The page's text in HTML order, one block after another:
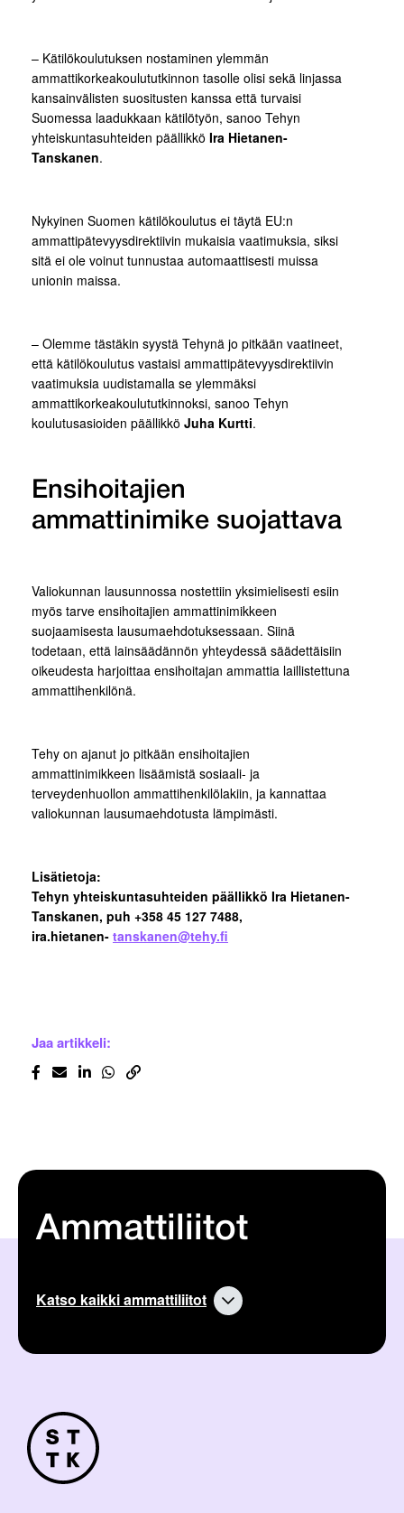
– Kätilökoulutuksen nostaminen ylemmän
ammattikorkeakoulututkinnon tasolle olisi sekä linjassa
kansainvälisten suositusten kanssa että turvaisi
Suomessa laadukkaan kätilötyön, sanoo Tehyn
yhteiskuntasuhteiden päällikkö Ira Hietanen-
Tanskanen.
Nykyinen Suomen kätilökoulutus ei täytä EU:n
ammattipätevyysdirektiivin mukaisia vaatimuksia, siksi
sitä ei ole voinut tunnustaa automaattisesti muissa
unionin maissa.
– Olemme tästäkin syystä Tehynä jo pitkään vaatineet,
että kätilökoulutus vastaisi ammattipätevyysdirektiivin
vaatimuksia uudistamalla se ylemmäksi
ammattikorkeakoulututkinnoksi, sanoo Tehyn
koulutusasioiden päällikkö Juha Kurtti.
Ensihoitajien
ammattinimike suojattava
Valiokunnan lausunnossa nostettiin yksimielisesti esiin
myös tarve ensihoitajien ammattinimikkeen
suojaamisesta lausumaehdotuksessaan. Siinä
todetaan, että lainsäädännön yhteydessä säädettäisiin
oikeudesta harjoittaa ensihoitajan ammattia laillistettuna
ammattihenkilönä.
Tehy on ajanut jo pitkään ensihoitajien
ammattinimikkeen lisäämistä sosiaali- ja
terveydenhuollon ammattihenkilölakiin, ja kannattaa
valiokunnan lausumaehdotusta lämpimästi.
Lisätietoja:
Tehyn yhteiskuntasuhteiden päällikkö Ira Hietanen-
Tanskanen, puh +358 45 127 7488,
ira.hietanen- tanskanen@tehy.fi
Jaa artikkeli:
Ammattiliitot
Katso kaikki ammattiliitot